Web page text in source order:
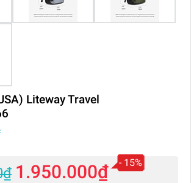
Liteway Travel
1.950.000₫ - 15%